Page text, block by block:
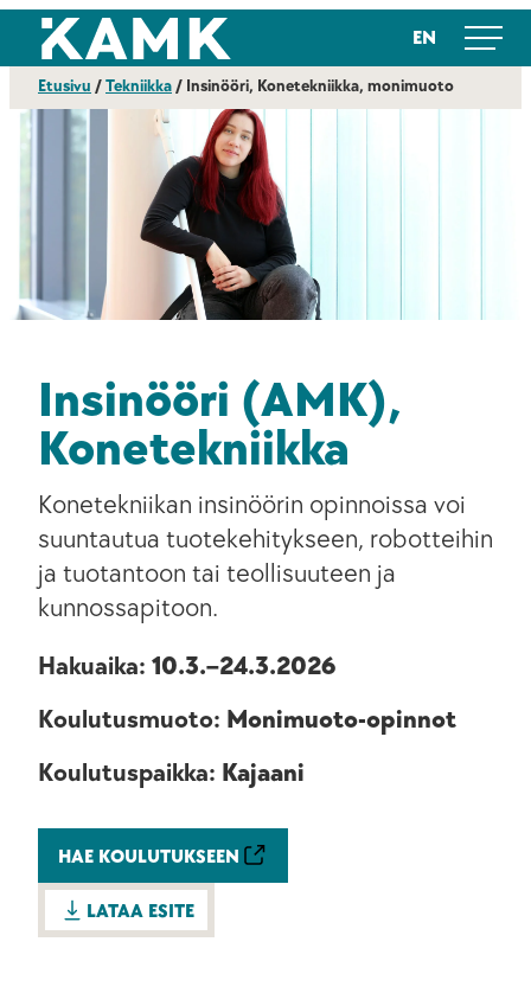
Siirry
suoraan
sisältöön
Kajaanin ammattikorkeakoulu EN
Etusivu /Tekniikka/ Insinööri, Konetekniikka, monimuoto
Insinööri (AMK),
Konetekniikka
Konetekniikan insinöörin opinnoissa voi
suuntautua tuotekehitykseen, robotteihin
ja tuotantoon tai teollisuuteen ja
kunnossapitoon.
Hakuaika: 10.3.–24.3.2026
Koulutusmuoto: Monimuoto-opinnot
Koulutuspaikka: Kajaani
HAE KOULUTUKSEEN
LATAA ESITE